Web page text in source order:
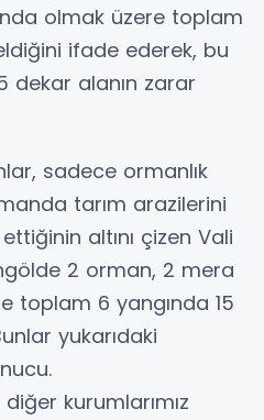
olmak üzere toplam
ifade ederek, bu
dekar alanın zarar
sadece ormanlık
tarım arazilerini
altını çizen Vali
2 orman, 2 mera
toplam 6 yangında 15
yukarıdaki
kurumlarımız